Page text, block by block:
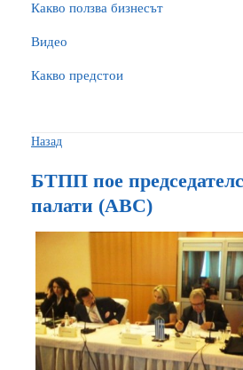
Какво ползва бизнесът
Видео
Какво предстои
Назад
БТПП пое
палати (АВС)